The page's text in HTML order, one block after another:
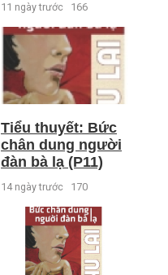
11 ngày trước 166
Tiểu thuyết: Bức
chân dung người
đàn bà lạ (P11)
14 ngày trước 170